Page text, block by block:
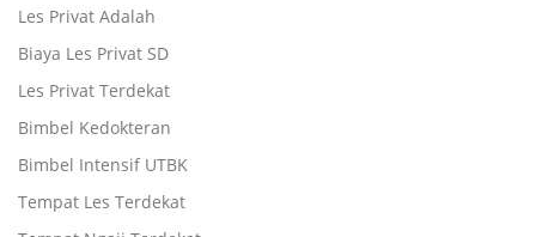
Les Privat Adalah
Biaya Les Privat SD
Les Privat Terdekat
Bimbel Kedokteran
Bimbel Intensif UTBK
Tempat Les Terdekat